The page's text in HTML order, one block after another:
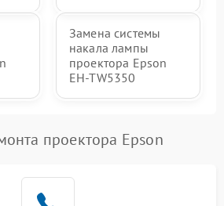
Замена системы
накала лампы
проектора Epson
EH-TW5350
проектора Epson